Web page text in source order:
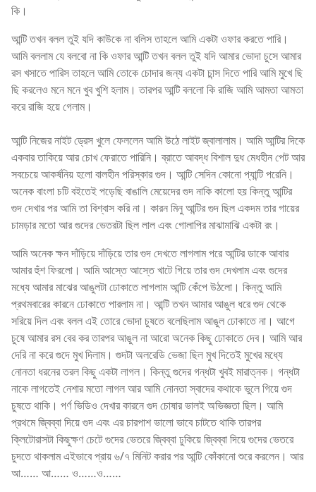
কি।
আন্টি তখন বলল তুই যদি কাউকে না বলিস তাহলে আমি একটা ওফার করতে পারি।
আমি বললাম যে বলবো না কি ওফার আন্টি তখন বলল তুই যদি আমার ভোদা চুসে আমার
রস খসাতে পারিস তাহলে আমি তোকে চোদার জন্য একটা চান্স দিতে পারি আমি মুখে ছি
ছি করলেও মনে মনে খুব খুশি হলাম। তারপর আন্টি বললো কি রাজি আমি আমতা আমতা
করে রাজি হয়ে গেলাম।
আন্টি নিজের নাইট ড্রেস খুলে ফেললেন আমি উঠে লাইট জ্বালালাম। আমি আন্টির দিকে
একবার তাকিয়ে আর চোখ ফেরাতে পারিনি। ব্রাতে আবদ্ধ বিশাল দুধ মেধহীন পেট আর
সবচেয়ে আকর্ষনিয় হলো বালহীন পরিস্কার গুদ। আন্টি সেদিন কোনো প্যান্টি পরেনি।
অনেক বাংলা চটি বইতেই পড়েছি বাঙালি মেয়েদের গুদ নাকি কালো হয় কিন্তু আন্টির
গুদ দেখার পর আমি তা বিশ্বাস করি না। কারন মিনু আন্টির গুদ ছিল একদম তার গায়ের
চামড়ার মতো আর গুদের ভেতরটা ছিল লাল এবং গোলাপির মাঝামাঝি একটা রং।
আমি অনেক ক্ষন দাঁড়িয়ে দাঁড়িয়ে তার গুদ দেখতে লাগলাম পরে আন্টির ডাকে আবার
আমার হুঁশ ফিরলো। আমি আস্তে আস্তে খাটে গিয়ে তার গুদ দেখলাম এবং গুদের
মধ্যে আমার মাঝের আঙুলটা ঢোকাতে লাগলাম আন্টি কেঁপে উঠলো। কিন্তু আমি
প্রথমবারের কারনে ঢোকাতে পারলাম না। আন্টি তখন আমার আঙুল ধরে গুদ থেকে
সরিয়ে দিল এবং বলল এই তোরে ভোদা চুষতে বলেছিলাম আঙুল ঢোকাতে না। আগে
চুষে আমার রস বের কর তারপর আঙুল না আরো অনেক কিছু ঢোকাতে দেব। আমি আর
দেরি না করে গুদে মুখ দিলাম। গুদটা অলরেডি ভেজা ছিল মুখ দিতেই মুখের মধ্যে
নোনতা ধরনের তরল কিছু একটা লাগল। কিন্তু গুদের গন্ধটা খুবই মারাত্নক। গন্ধটা
নাকে লাগতেই নেশার মতো লাগল আর আমি নোনতা স্বাদের কথাকে ভুলে গিয়ে গুদ
চুষতে থাকি। পর্ণ ভিডিও দেখার কারনে গুদ চোষার ভালই অভিজ্ঞতা ছিল। আমি
প্রথমে জ্বিব্বা দিয়ে গুদ এবং এর চারপাশ ভালো ভাবে চাটতে থাকি তারপর
ক্লিটোরাসটা কিছুক্ষণ চেটে গুদের ভেতরে জ্বিব্বা ঢুকিয়ে জ্বিব্বা দিয়ে গুদের ভেতরে
চুদতে থাকলাম এইভাবে প্রায় ৬/৭ মিনিট করার পর আন্টি কোঁকানো শুরে করলেন। আর
আ…… আ…… ও……ও……